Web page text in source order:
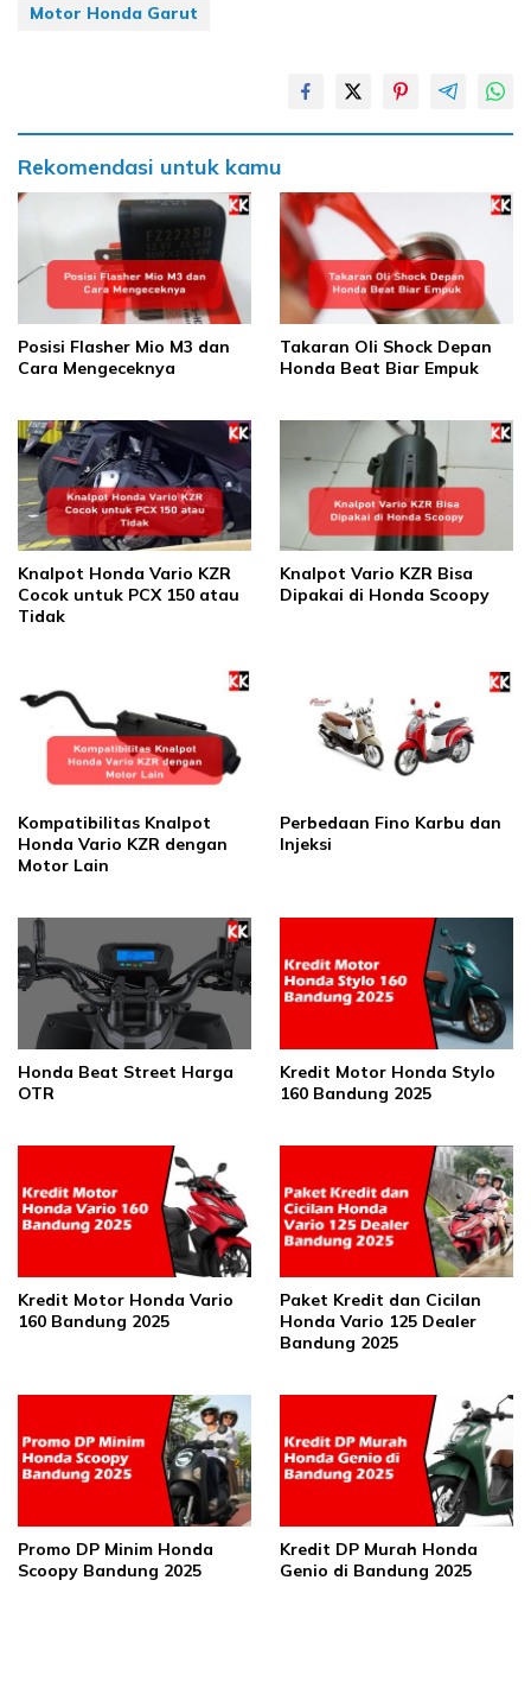
Motor Honda Garut
Rekomendasi untuk kamu
Posisi Flasher Mio M3 dan
Cara Mengeceknya
Takaran Oli Shock Depan
Honda Beat Biar Empuk
Knalpot Honda Vario KZR
Cocok untuk PCX 150 atau
Tidak
Knalpot Vario KZR Bisa
Dipakai di Honda Scoopy
Kompatibilitas Knalpot
Honda Vario KZR dengan
Motor Lain
Perbedaan Fino Karbu dan
Injeksi
Honda Beat Street Harga
OTR
Kredit Motor Honda Stylo
160 Bandung 2025
Kredit Motor Honda Vario
160 Bandung 2025
Paket Kredit dan Cicilan
Honda Vario 125 Dealer
Bandung 2025
Promo DP Minim Honda
Scoopy Bandung 2025
Kredit DP Murah Honda
Genio di Bandung 2025